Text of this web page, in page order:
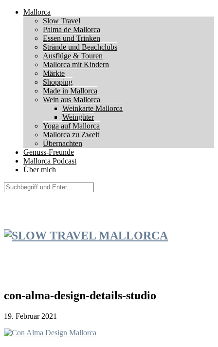
Mallorca
Slow Travel
Palma de Mallorca
Essen und Trinken
Strände und Beachclubs
Ausflüge & Touren
Mallorca mit Kindern
Märkte
Shopping
Made in Mallorca
Wein aus Mallorca
Weinkarte Mallorca
Weingüter
Yoga auf Mallorca
Mallorca zu Zweit
Übernachten
Genuss-Freunde
Mallorca Podcast
Über mich
con-alma-design-details-studio
19. Februar 2021